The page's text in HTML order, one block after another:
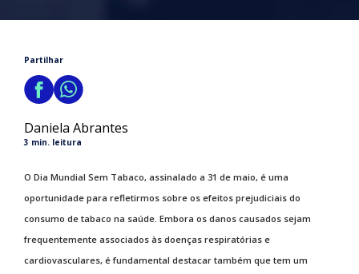
Partilhar
Daniela Abrantes
3 min. leitura
O Dia Mundial Sem Tabaco, assinalado a 31 de maio, é uma
oportunidade para refletirmos sobre os efeitos prejudiciais do
consumo de tabaco na saúde. Embora os danos causados sejam
frequentemente associados às doenças respiratórias e
cardiovasculares, é fundamental destacar também que tem um